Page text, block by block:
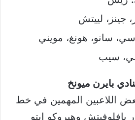
جينز، لييتش
سانو، هونغ، مويني
لي، سيب
بايرن ميونخ
اللاعبين المهمين في خط
بافلوفيتش وهيروكو إيتو